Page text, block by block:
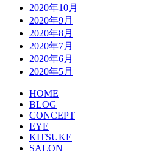
2020年10月
2020年9月
2020年8月
2020年7月
2020年6月
2020年5月
HOME
BLOG
CONCEPT
EYE
KITSUKE
SALON